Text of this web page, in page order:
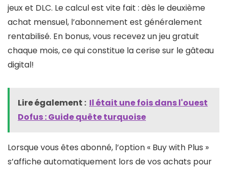
jeux et DLC. Le calcul est vite fait : dès le deuxième
achat mensuel, l’abonnement est généralement
rentabilisé. En bonus, vous recevez un jeu gratuit
chaque mois, ce qui constitue la cerise sur le gâteau
digital!
Lire également : Il était une fois dans l'ouest
Dofus : Guide quête turquoise
Lorsque vous êtes abonné, l’option « Buy with Plus »
s’affiche automatiquement lors de vos achats pour